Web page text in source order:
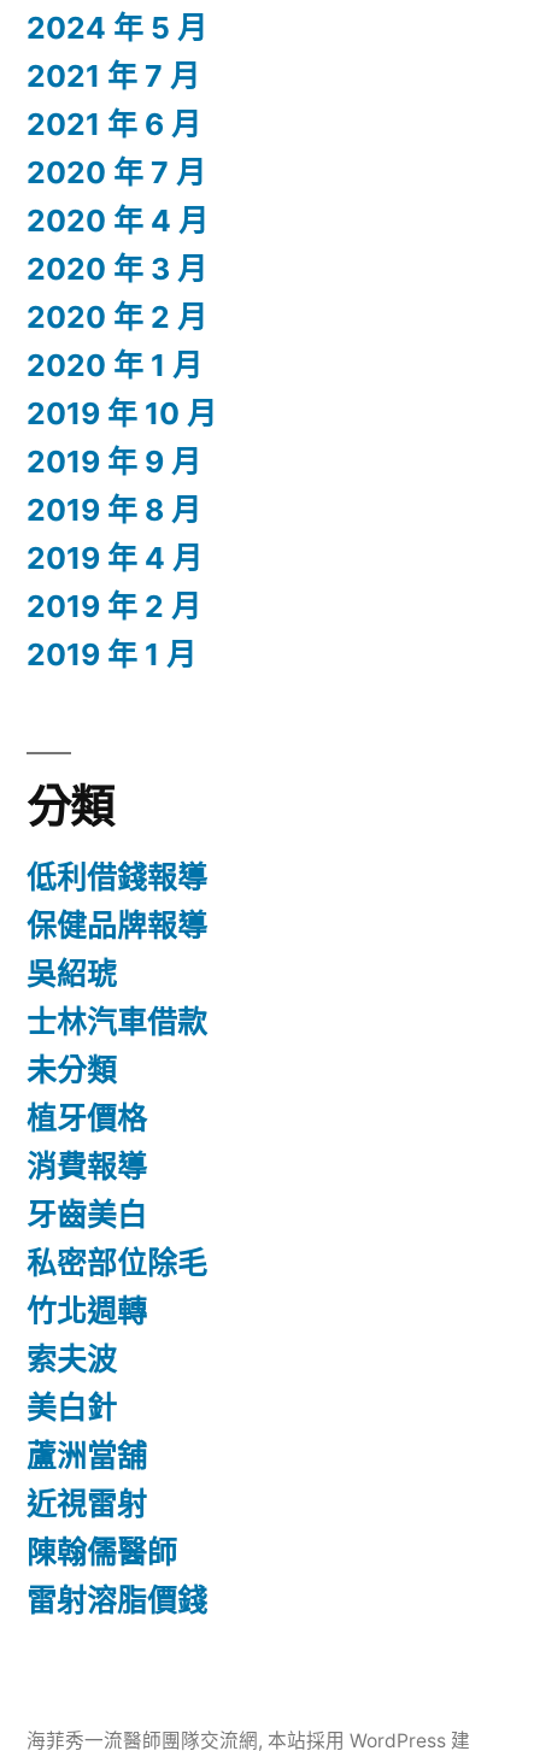
2024 年 5 月
2021 年 7 月
2021 年 6 月
2020 年 7 月
2020 年 4 月
2020 年 3 月
2020 年 2 月
2020 年 1 月
2019 年 10 月
2019 年 9 月
2019 年 8 月
2019 年 4 月
2019 年 2 月
2019 年 1 月
分類
低利借錢報導
保健品牌報導
吳紹琥
士林汽車借款
未分類
植牙價格
消費報導
牙齒美白
私密部位除毛
竹北週轉
索夫波
美白針
蘆洲當舖
近視雷射
陳翰儒醫師
雷射溶脂價錢
海菲秀一流醫師團隊交流網, 本站採用 WordPress 建